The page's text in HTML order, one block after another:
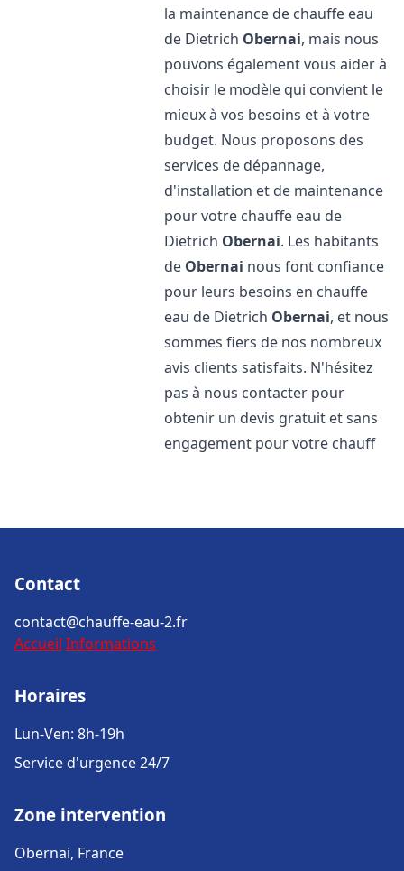
la maintenance de chauffe eau
de Dietrich Obernai, mais nous
pouvons également vous aider à
choisir le modèle qui convient le
mieux à vos besoins et à votre
budget. Nous proposons des
services de dépannage,
d'installation et de maintenance
pour votre chauffe eau de
Dietrich Obernai. Les habitants
de Obernai nous font confiance
pour leurs besoins en chauffe
eau de Dietrich Obernai, et nous
sommes fiers de nos nombreux
avis clients satisfaits. N'hésitez
pas à nous contacter pour
obtenir un devis gratuit et sans
engagement pour votre chauff
Contact
contact@chauffe-eau-2.fr
Accueil Informations
Horaires
Lun-Ven: 8h-19h
Service d'urgence 24/7
Zone intervention
Obernai, France